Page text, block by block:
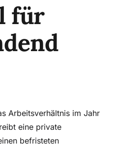
für
Arbeitsverhältnis im Jahr
eine private
befristeten